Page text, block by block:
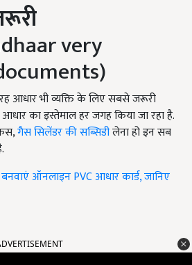
very
आधार भी व्यक्ति के लिए सबसे जरूरी
का इस्तेमाल हर जगह किया जा रहा है.
गैस सिलेंडर की सब्सिडीलेना हो इन सब
ऑनलाइन PVC आधार कार्ड, जानिए